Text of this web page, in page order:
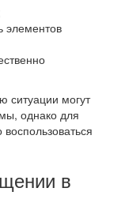
элементов
ситуации могут
однако для
в